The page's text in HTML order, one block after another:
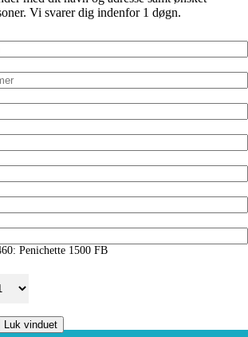
Vi svarer dig indenfor 1 døgn.
Penichette 1500 FB
Luk vinduet